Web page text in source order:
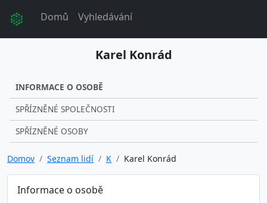
Domů Vyhledávání
Karel Konrád
INFORMACE O OSOBĚ
SPŘÍZNĚNÉ SPOLEČNOSTI
SPŘÍZNĚNÉ OSOBY
Domov Seznam lidí K Karel Konrád
Informace o osobě